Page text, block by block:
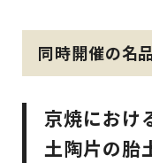
同時開催の名
京焼におけ
土陶片の胎